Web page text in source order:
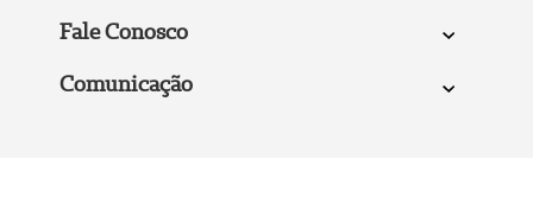
Fale Conosco
Comunicação